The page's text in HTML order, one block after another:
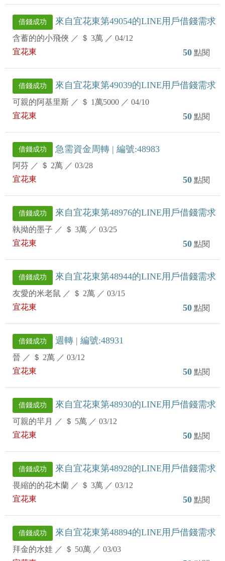
借錢成功 來自宜花東第49054的LINE用戶借錢需求
含蓄的的小飛俠 ／ ＄ 3萬 ／ 04/12
宜花東
50 點閱
借錢成功 來自宜花東第49039的LINE用戶借錢需求
可親的阿基里斯 ／ ＄ 1萬5000 ／ 04/10
宜花東
50 點閱
借錢成功 急需資金周轉 | 編號:48983
阿芬 ／ ＄ 2萬 ／ 03/28
宜花東
50 點閱
借錢成功 來自宜花東第48976的LINE用戶借錢需求
執拗的墨子 ／ ＄ 3萬 ／ 03/25
宜花東
50 點閱
借錢成功 來自宜花東第48944的LINE用戶借錢需求
友愛的米老鼠 ／ ＄ 2萬 ／ 03/15
宜花東
50 點閱
借錢成功 週轉 | 編號:48931
晉 ／ ＄ 2萬 ／ 03/12
宜花東
50 點閱
借錢成功 來自宜花東第48930的LINE用戶借錢需求
可親的羋月 ／ ＄ 5萬 ／ 03/12
宜花東
50 點閱
借錢成功 來自宜花東第48928的LINE用戶借錢需求
畏縮的的花木蘭 ／ ＄ 3萬 ／ 03/12
宜花東
50 點閱
借錢成功 來自宜花東第48894的LINE用戶借錢需求
拜金的水娃 ／ ＄ 50萬 ／ 03/03